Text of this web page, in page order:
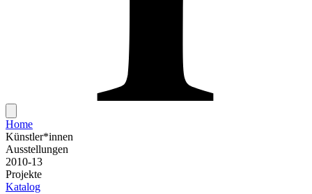
Home
Künstler*innen
Ausstellungen
2010-13
Projekte
Katalog